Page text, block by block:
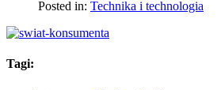
Posted in: Technika i technologia
Tagi: